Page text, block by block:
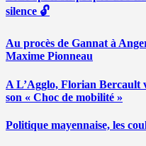
silence 🔓
Au procès de Gannat à
Maxime Pionneau
A L’Agglo, Florian Bercault
son « Choc de mobilité »
Politique mayennaise, les